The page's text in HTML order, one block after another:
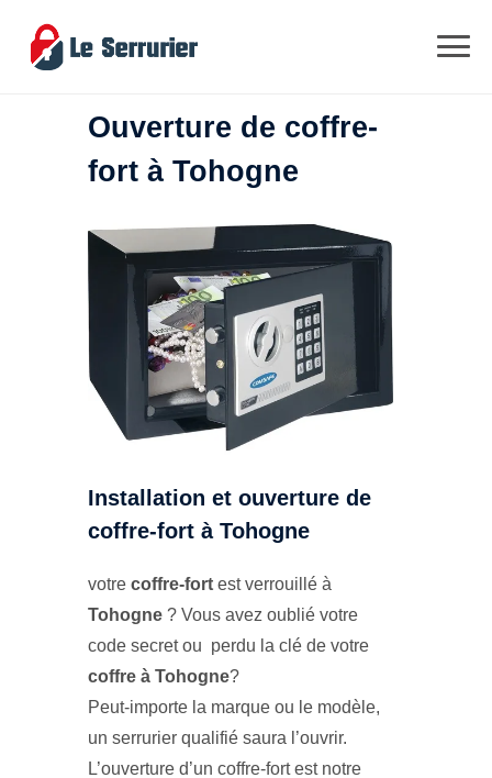
Ouverture de coffre-
fort à Tohogne
Installation et ouverture de
coffre-fort à Tohogne
votre coffre-fort est verrouillé à
Tohogne ? Vous avez oublié votre
code secret ou perdu la clé de votre
coffre à Tohogne?
Peut-importe la marque ou le modèle,
un serrurier qualifié saura l’ouvrir.
L’ouverture d’un coffre-fort est notre